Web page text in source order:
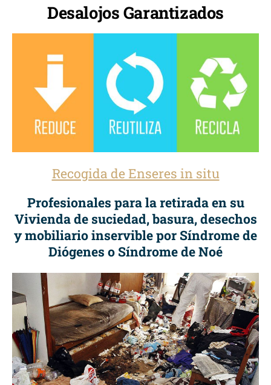
Desalojos Garantizados
Recogida de Enseres in situ
Profesionales para la retirada en su
Vivienda de suciedad, basura, desechos
y mobiliario inservible por Síndrome de
Diógenes o Síndrome de Noé